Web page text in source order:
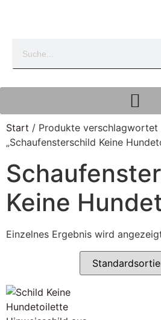
Start / Produkte verschlagwortet
„Schaufensterschild Keine
Keine
Einzelnes Ergebnis wird